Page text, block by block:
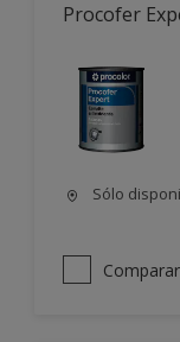
Procofer
Sólo
Comparar